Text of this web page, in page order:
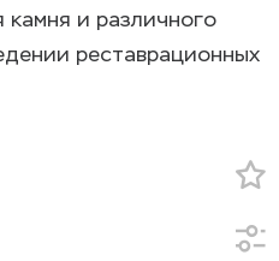
и различного
реставрационных